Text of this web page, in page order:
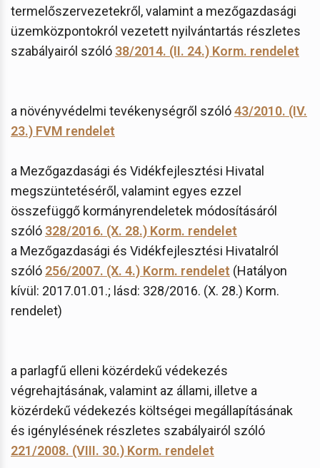
termelőszervezetekről, valamint a mezőgazdasági
üzemközpontokról vezetett nyilvántartás részletes
szabályairól szóló 38/2014. (II. 24.) Korm. rendelet
a növényvédelmi tevékenységről szóló43/2010. (IV.
23.) FVM rendelet
a Mezőgazdasági és Vidékfejlesztési Hivatal
megszüntetéséről, valamint egyes ezzel
összefüggő kormányrendeletek módosításáról
szóló 328/2016. (X. 28.) Korm. rendelet
a Mezőgazdasági és Vidékfejlesztési Hivatalról
szóló 256/2007. (X. 4.) Korm. rendelet (Hatályon
kívül: 2017.01.01.; lásd: 328/2016. (X. 28.) Korm.
rendelet)
a parlagfű elleni közérdekű védekezés
végrehajtásának, valamint az állami, illetve a
közérdekű védekezés költségei megállapításának
és igénylésének részletes szabályairól szóló
221/2008. (VIII. 30.) Korm. rendelet